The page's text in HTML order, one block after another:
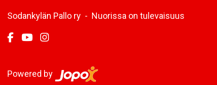
Sodankylän Pallo ry - Nuorissa on tulevaisuus
Powered by